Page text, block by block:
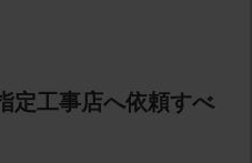
定工事店へ依頼すべ